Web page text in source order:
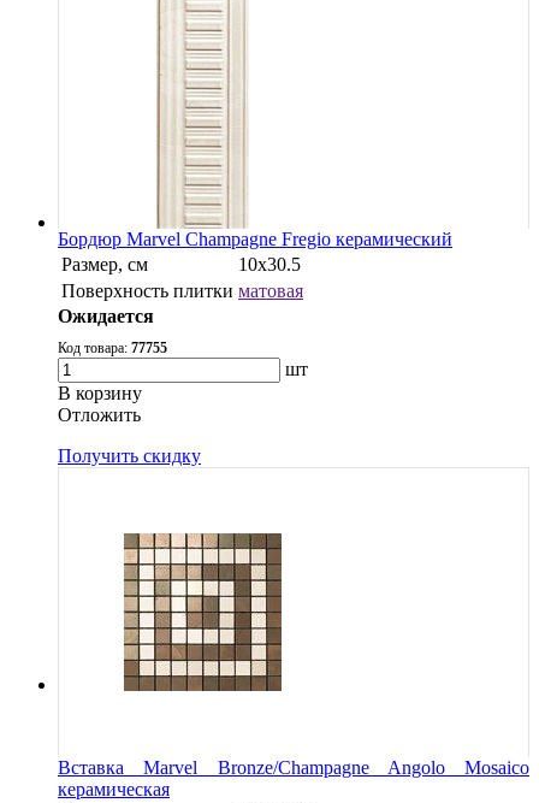
Бордюр Marvel Champagne Fregio керамический
Размер, см
10x30.5
Поверхность плитки матовая
Ожидается
Код товара: 77755
шт
В корзину
Oтложить
Получить скидку
Вставка Marvel Bronze/Champagne Angolo Mosaico
керамическая